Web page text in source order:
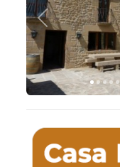
Anterior